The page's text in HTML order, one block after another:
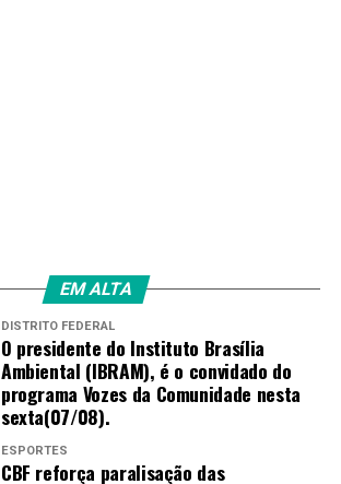
EM ALTA
DISTRITO FEDERAL
O presidente do Instituto Brasília
Ambiental (IBRAM), é o convidado do
programa Vozes da Comunidade nesta
sexta(07/08).
ESPORTES
CBF reforça paralisação das